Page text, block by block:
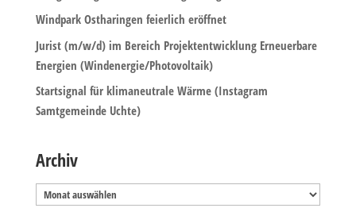
Windpark Ostharingen feierlich eröffnet
Jurist (m/w/d) im Bereich Projektentwicklung Erneuerbare
Energien (Windenergie/Photovoltaik)
Startsignal für klimaneutrale Wärme (Instagram
Samtgemeinde Uchte)
Archiv
Archiv